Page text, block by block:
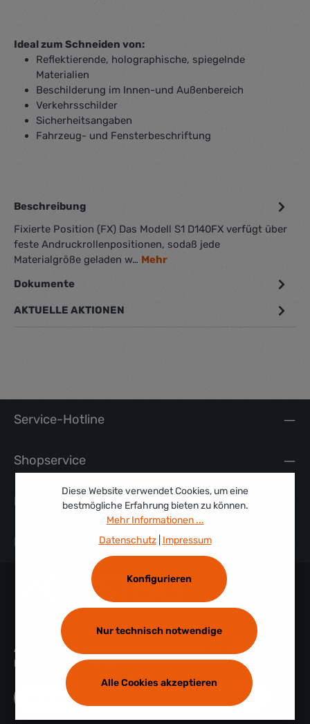
Ideal zum Schneiden von:
Reflektierende, holographische, spiegelnde
Materialien
Beschilderung im Innen-und Außenbereich
Verkehrsschilder
Sicherheitsangaben
Fahrzeug- und Fensterbeschriftung
Beschreibung
Fixierte Position (FX) Das Modell S1 D140FX verfügt über
feste Andruckrollenpositionen, sodaß jede
Materialgröße geladen w… Mehr
Dokumente
AKTUELLE AKTIONEN
Service-Hotline
Shopservice
Rechtliches
Information
Abonnieren Sie den kostenlosen Newsletter und verpassen Sie
keine Neuigkeit oder Aktion.
E-Mail-Adresse*
Diese Website verwendet Cookies, um eine
bestmögliche Erfahrung bieten zu können.
Mehr Informationen ...
Datenschutz| Impressum
Nur technisch notwendige
Konfigurieren
Alle Cookies akzeptieren